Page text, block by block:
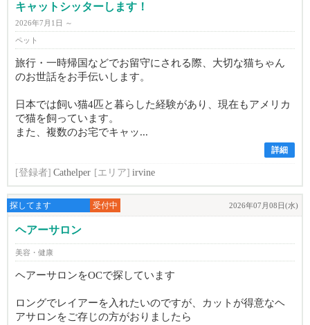
キャットシッターします！
2026年7月1日 ～
ペット
旅行・一時帰国などでお留守にされる際、大切な猫ちゃん
のお世話をお手伝いします。
日本では飼い猫4匹と暮らした経験があり、現在もアメリカ
で猫を飼っています。
また、複数のお宅でキャッ...
詳細
[登録者] Cathelper [エリア] irvine
探してます 受付中 2026年07月08日(水)
ヘアーサロン
美容・健康
ヘアーサロンをOCで探しています
ロングでレイアーを入れたいのですが、カットが得意なヘ
アサロンをご存じの方がおりましたら